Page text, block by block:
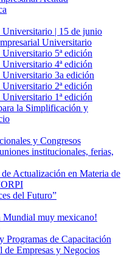
| 15 de junio
Universitario
5ª edición
4ª edición
3a edición
2ª edición
1ª edición
la Simplificación y
y Congresos
institucionales, ferias,
Actualización en Materia de
del Futuro”
Mundial muy mexicano!
Programas de Capacitación
Empresas y Negocios